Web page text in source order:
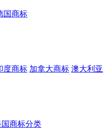
国商标
度商标 加拿大商标 澳大利亚
国商标分类